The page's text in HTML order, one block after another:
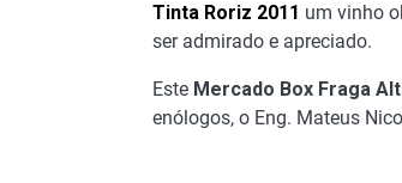
Tinta Roriz 2011 um vinho
ser admirado e apreciado.
Este Mercado Box Fraga
enólogos, o Eng. Mateus